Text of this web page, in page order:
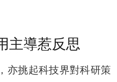
主導惹反思
亦挑起科技界對科研策